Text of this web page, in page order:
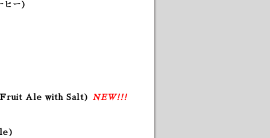
ヒー)
Ale with Salt) NEW!!!
)